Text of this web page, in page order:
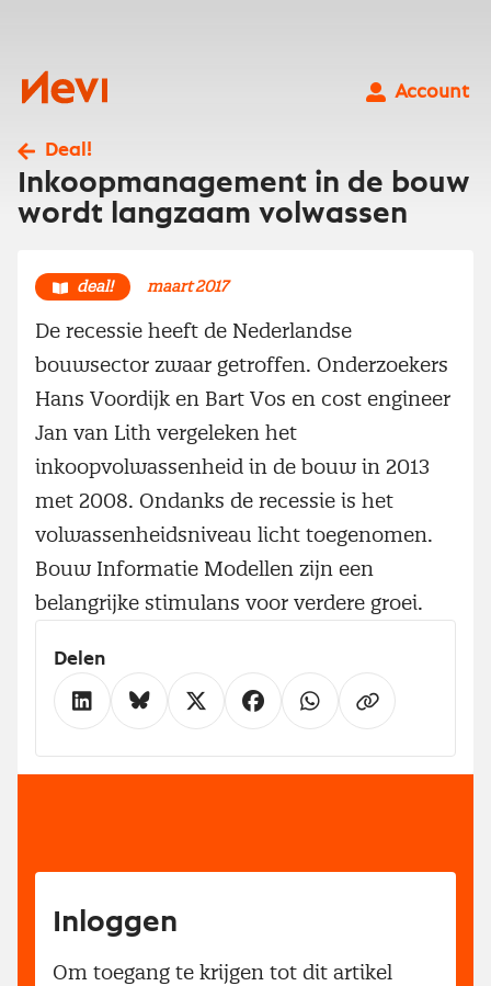
Nevi
Account
Deal!
Inkoopmanagement in de bouw
wordt langzaam volwassen
deal! maart 2017
De recessie heeft de Nederlandse
bouwsector zwaar getroffen. Onderzoekers
Hans Voordijk en Bart Vos en cost engineer
Jan van Lith vergeleken het
inkoopvolwassenheid in de bouw in 2013
met 2008. Ondanks de recessie is het
volwassenheidsniveau licht toegenomen.
Bouw Informatie Modellen zijn een
belangrijke stimulans voor verdere groei.
Delen
Inloggen
Om toegang te krijgen tot dit artikel